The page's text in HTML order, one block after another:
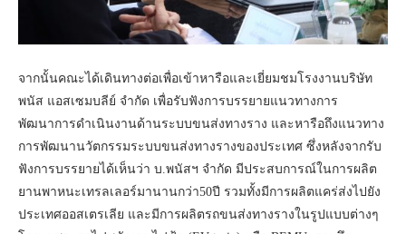
จากนั้นคณะได้เดินทางต่อเพื่อเข้าหารือและเยี่ยมชมโรงงานบริษัท
พนัส แอสเซมบลีย์ จำกัด เพื่อรับฟังการบรรยายแนวทางการ
พัฒนาการดำเนินงานด้านระบบขนส่งทางราง และหารือถึงแนวทาง
การพัฒนานวัตกรรมระบบขนส่งทางรางของประเทศ ซึ่งหลังจากรับ
ฟังการบรรยายได้เห็นว่า บ.พนัสฯ จำกัด มีประสบการณ์ในการผลิต
ยานพาหนะเทรลเลอร์มานานกว่า50ปี รวมทั้งมีการผลิตแคร่ส่งไปยัง
ประเทศออสเตรเลีย และมีการผลิตรถขนส่งทางรางในรูปแบบต่างๆ